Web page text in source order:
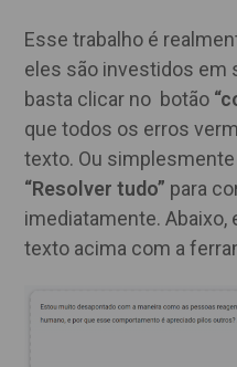
Esse trabalho é
eles são investidos em
basta clicar no botão
que todos os erros
texto. Ou
“Resolver tudo” para
imediatamente. Abaixo,
texto acima com a